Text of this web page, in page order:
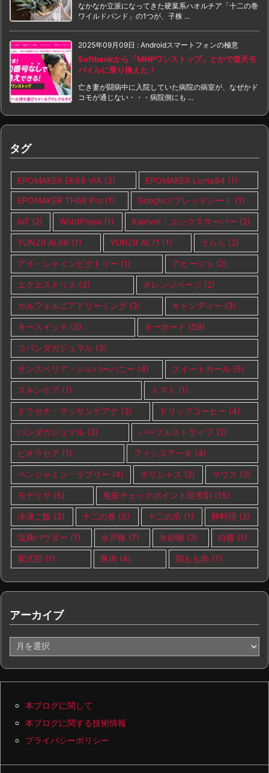
なかなか立派になってきた硬葉系ハオルチア「十二の巻
ワイルドバンド」の1つが、子株 ...
2025年09月09日 : Androidスマートフォンの極意
Softbankから「MNPワンストップ」とかで楽天モ
バイルに乗り換えた！
亡き妻が闘病中に入院していた病院の病室が、なぜかド
コモが通じない・・・病院側にも ...
タグ
EPOMAKER EK68 VIA (3) EPOMAKER Luma84(1)
EPOMAKER TH68 Pro (1) Googleスプレッドシート (1)
IoT (2) WordPress (1) Xserver：エックスサーバー (2)
YUNZII AL66 (1) YUNZII AL71 (1) うらら (2)
アイ・シャインビクトリー (1) アヒージョ (2)
エクエストリス (3) オレンジページ (2)
カルフォルニアドリーミング (3) キャンディー (3)
キースイッチ (3) キーボード (59)
コパンダガジュマル (3)
サンスベリア・シルバーハニー (4) スイートガール (5)
スキンケア (1) トマト (1)
ドラセナ・マッサンゲアナ (3) ドリップコーヒー (4)
パンダガジュマル (2) パープルストライプ(2)
ビオラセア (1) ファシスアータ (4)
ベンジャミン・ラブリー (4) ポリシャス (2) マウス (3)
モナリザ (5) 免疫チェックポイント阻害剤 (15)
冷凍ご飯 (3) 十二の巻 (5) 十二の爪 (1) 卵料理 (2)
塩麹パウダー (1) 水戸株 (7) 氷砂糖 (2) 白蝶 (1)
紫式部 (1) 豚肉 (4) 鶏もも肉 (7)
アーカイブ
ー
本ブログに関して
本ブログに関する技術情報
プライバシーポリシー